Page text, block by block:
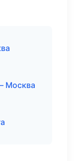
Москва